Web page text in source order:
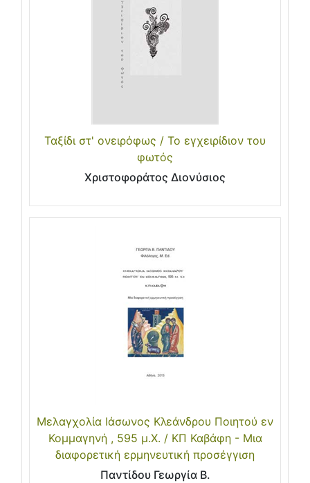
Ταξίδι στ' ονειρόφως / Το εγχειρίδιον του
φωτός
Χριστοφοράτος Διονύσιος
Μελαγχολία Ιάσωνος Κλεάνδρου Ποιητού εν
Κομμαγηνή , 595 μ.Χ. / ΚΠ Καβάφη - Μια
διαφορετική ερμηνευτική προσέγγιση
Παντίδου Γεωργία Β.